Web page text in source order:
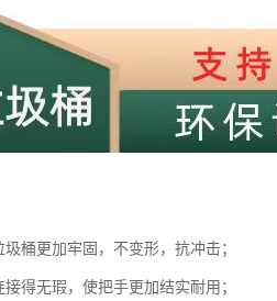
桶更加牢固，不变形，抗冲击；
得无瑕，使把手更加结实耐用；